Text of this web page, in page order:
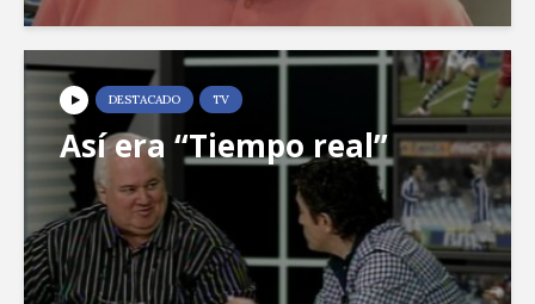
DESTACADO TV
Así era “Tiempo real”